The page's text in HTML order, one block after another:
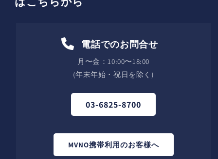
電話でのお問合せ
月〜金：10:00〜18:00
(年末年始・祝日を除く)
03-6825-8700
MVNO携帯利用のお客様へ